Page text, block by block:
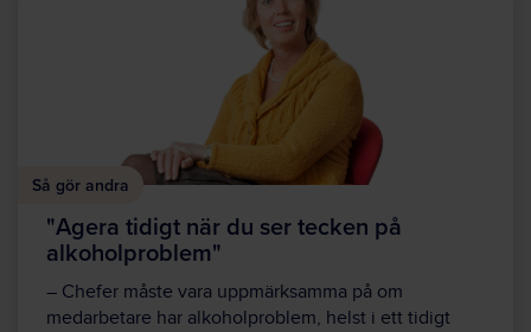
Så gör andra
"Agera tidigt när du ser tecken på
alkoholproblem"
– Chefer måste vara uppmärksamma på om
medarbetare har alkoholproblem, helst i ett tidigt